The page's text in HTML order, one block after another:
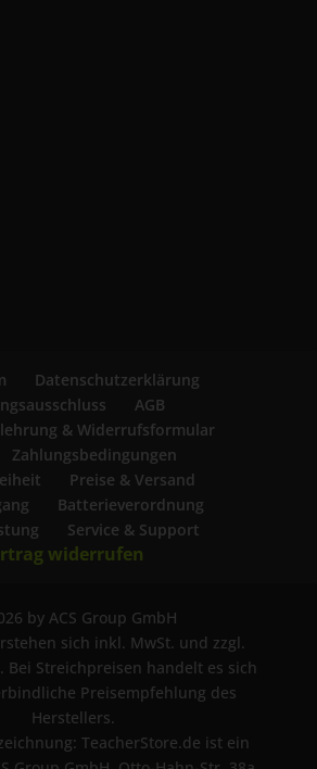
Datenschutzerklärung
AGB
& Widerrufsformular
Zahlungsbedingungen
Preise & Versand
Batterieverordnung
Service & Support
widerrufen
by ACS Group GmbH
sich inkl. MwSt. und zzgl.
Bei Streichpreisen handelt es sich
Preisempfehlung des
Herstellers.
TeacherStore.de ist ein